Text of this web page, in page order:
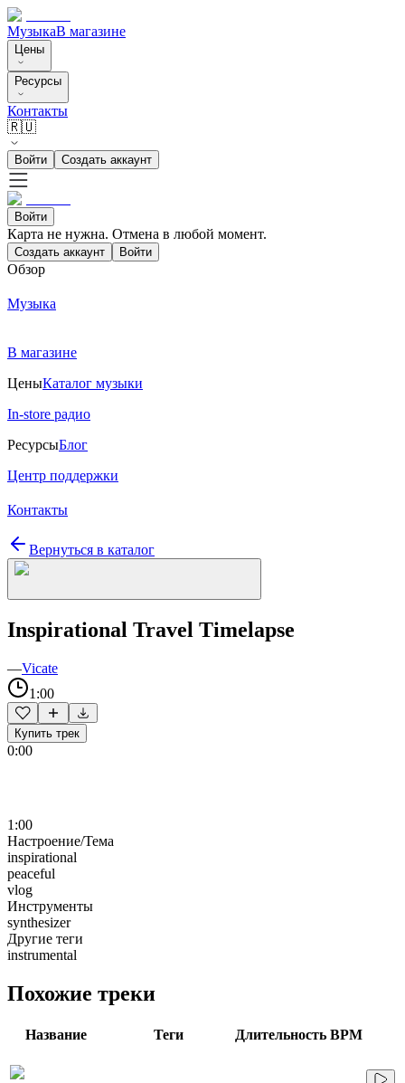
МузыкаВ магазине
Цены
Ресурсы
Контакты
🇷🇺
Войти Создать аккаунт
Войти
Карта не нужна. Отмена в любой момент.
Создать аккаунт Войти
Обзор
Музыка
В магазине
ЦеныКаталог музыки
In-store радио
РесурсыБлог
Центр поддержки
Контакты
Вернуться в каталог
Inspirational Travel Timelapse
—Vicate
1:00
Купить трек
0:00
1:00
Настроение/Тема
inspirational
peaceful
vlog
Инструменты
synthesizer
Другие теги
instrumental
Похожие треки
Название Теги Длительность BPM